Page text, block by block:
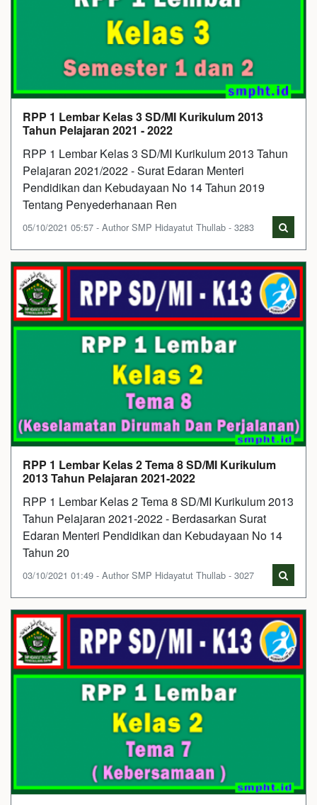
RPP 1 Lembar Kelas 3 SD/MI Kurikulum 2013
Tahun Pelajaran 2021 - 2022
RPP 1 Lembar Kelas 3 SD/MI Kurikulum 2013 Tahun
Pelajaran 2021/2022 - Surat Edaran Menteri
Pendidikan dan Kebudayaan No 14 Tahun 2019
Tentang Penyederhanaan Ren
05/10/2021 05:57 - Author SMP Hidayatut Thullab - 3283
RPP 1 Lembar Kelas 2 Tema 8 SD/MI Kurikulum
2013 Tahun Pelajaran 2021-2022
RPP 1 Lembar Kelas 2 Tema 8 SD/MI Kurikulum 2013
Tahun Pelajaran 2021-2022 - Berdasarkan Surat
Edaran Menteri Pendidikan dan Kebudayaan No 14
Tahun 20
03/10/2021 01:49 - Author SMP Hidayatut Thullab - 3027